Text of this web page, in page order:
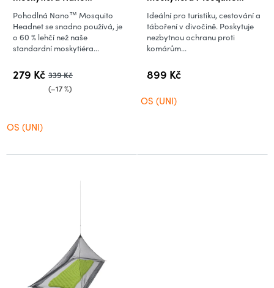
279 Kč 339 Kč
(–17 %)
Pohodlná Nano™ Mosquito
Headnet se snadno používá, je
o 60 % lehčí než naše
standardní moskytiéra...
OS (UNI)
899 Kč
Ideální pro turistiku, cestování a
táboření v divočině. Poskytuje
nezbytnou ochranu proti
komárům...
OS (UNI)